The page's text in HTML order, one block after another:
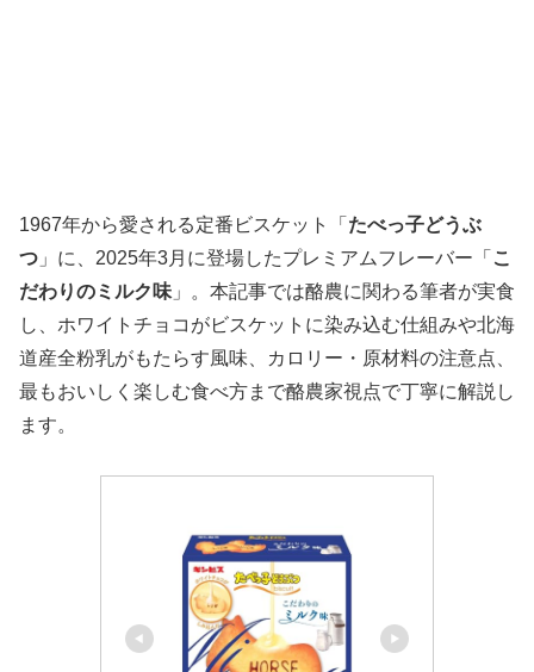
1967年から愛される定番ビスケット「 たべっ子どうぶ
つ 」に、2025年3月に登場したプレミアムフレーバー「 こ
だわりのミルク味 」。本記事では酪農に関わる筆者が実食
し、ホワイトチョコがビスケットに染み込む仕組みや北海
道産全粉乳がもたらす風味、カロリー・原材料の注意点、
最もおいしく楽しむ食べ方まで酪農家視点で丁寧に解説し
ます。